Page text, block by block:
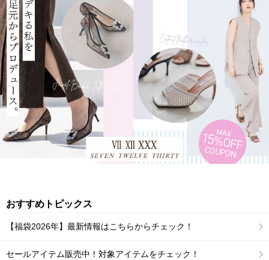
おすすめトピックス
【福袋2026年】最新情報はこちらからチェック！
セールアイテム販売中！対象アイテムをチェック！